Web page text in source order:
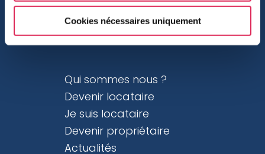
Cookies nécessaires uniquement
Qui sommes nous ?
Devenir locataire
Je suis locataire
Devenir propriétaire
Actualités